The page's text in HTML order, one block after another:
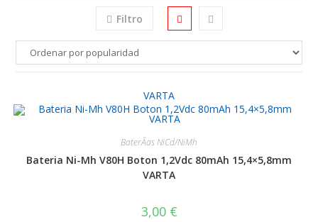
Filtro
VARTA
BaterÃ­as NiCd/NiMh
Bateria Ni-Mh V80H Boton 1,2Vdc 80mAh 15,4×5,8mm
VARTA
3,00 €